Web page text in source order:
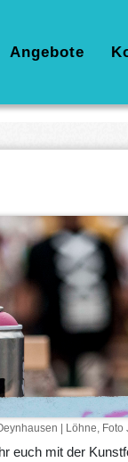
Angebote
| Löhne, Foto
euch mit der